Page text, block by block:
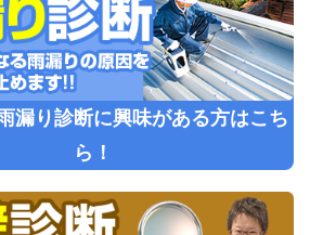
漏り診断に興味がある方はこち
ら！